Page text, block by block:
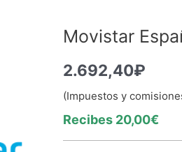
Movistar
2.692,40₽
(Impuestos y
Recibes 20,00€